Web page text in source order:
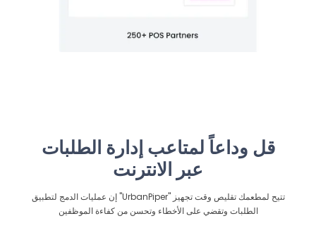
قل وداعاً لمتاعب إدارة الطلبات
عبر الانترنت
إن عمليات الدمج لتطبيق "UrbanPiper" تتيح لمطعمك تقليص وقت تجهيز
الطلبات وتقضي على الأخطاء وتحسن من كفاءة الموظفين